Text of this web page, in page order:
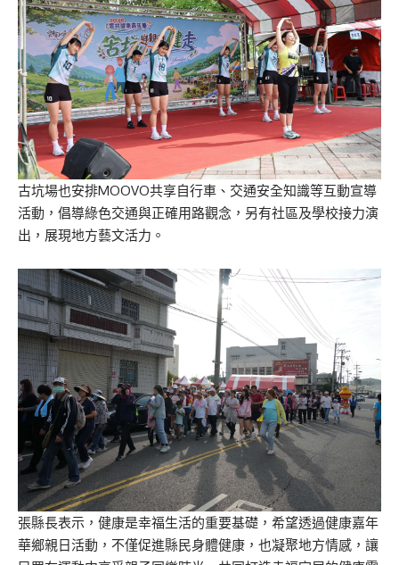
古坑場也安排MOOVO共享自行車、交通安全知識等互動宣導
活動，倡導綠色交通與正確用路觀念，另有社區及學校接力演
出，展現地方藝文活力。
張縣長表示，健康是幸福生活的重要基礎，希望透過健康嘉年
華鄉親日活動，不僅促進縣民身體健康，也凝聚地方情感，讓